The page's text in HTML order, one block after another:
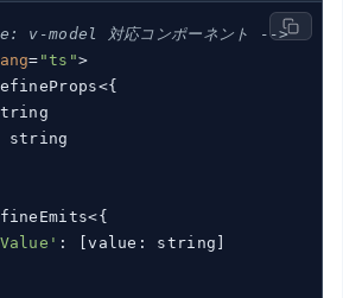
model 対応コンポーネント -->
= "ts">
string
: [value: string]